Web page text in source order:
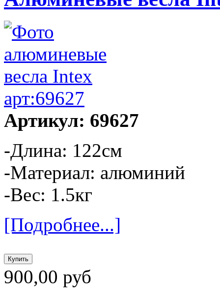
Артикул: 69627
-Длина: 122см
-Материал: алюминий
-Вес: 1.5кг
[Подробнее...]
900,00 руб